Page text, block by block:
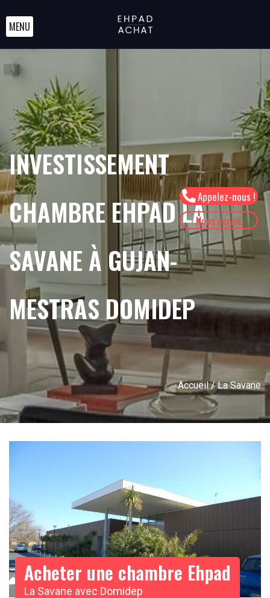
Appelez-nous !
Nous écrire
MENU
INVESTISSEMENT
CHAMBRE EHPAD LA
SAVANE À GUJAN-
MESTRAS DOMIDEP
Accueil/ La Savane
Acheter une chambre Ehpad
La Savane avec Domidep